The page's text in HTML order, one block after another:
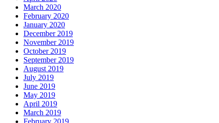
March 2020
February 2020
January 2020
December 2019
November 2019
October 2019
September 2019
August 2019
July 2019
June 2019
May 2019
April 2019
March 2019
February 2019